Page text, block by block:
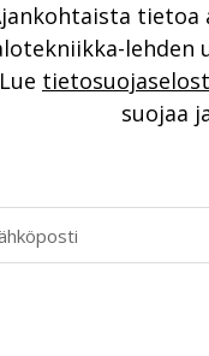
tietoa
lehden
Lue
suojaa